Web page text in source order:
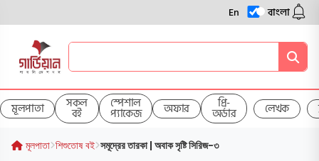
En বাংলা
মূলপাতা সকল
বই
স্পেশাল
প্যাকেজ অফার প্রি-
অর্ডার লেখক
মূলপাতা শিশুতোষ বই সমূদ্রের তারকা | অবাক সৃষ্টি সিরিজ-৩